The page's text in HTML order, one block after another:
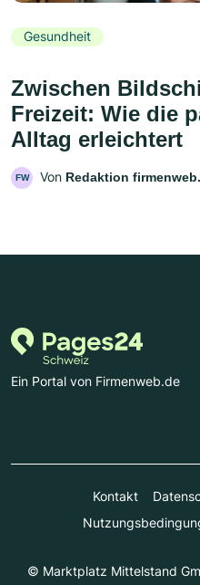
Gesundheit
Zwischen
Freizeit: Wie die
Alltag erleichtert
FW Von Redaktion
Ein Portal von Firmenweb.de
Kontakt
© Marktplatz Mittelstand